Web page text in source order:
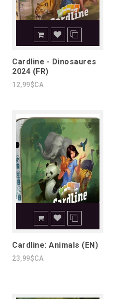
Cardline - Dinosaures
2024 (FR)
12,99$CA
Cardline: Animals (EN)
23,99$CA